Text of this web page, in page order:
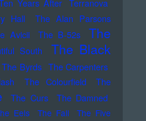
Years After Terranova
Hall
The Alan Parsons
Avicii The B-52s
The
South
The Black
The Byrds The Carpenters
The Colourfield
The
The Curs
The Damned
Eels The Fall
The Five